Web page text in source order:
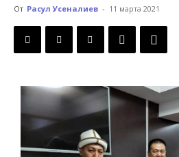
От Расул Усеналиев - 11 марта 2021